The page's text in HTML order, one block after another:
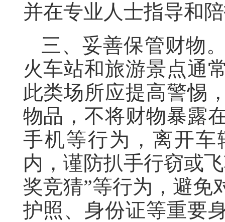
并在专业人士指导和
三、妥善保管财物
火车站和旅游景点通
此类场所应提高警惕
物品，不将财物暴露
手机等行为，离开
内，谨防扒手行窃或
奖竞猜”等行为，避免
护照、身份证等重要